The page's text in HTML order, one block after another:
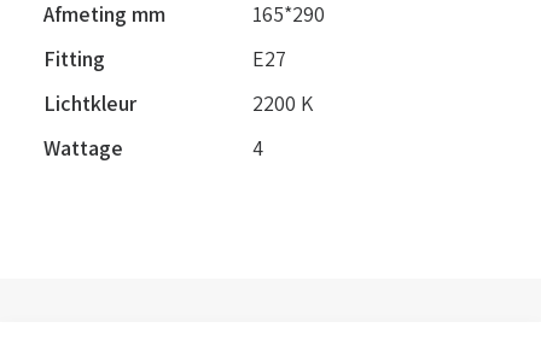
Afmeting mm
165*290
Fitting
E27
Lichtkleur
2200 K
Wattage
4